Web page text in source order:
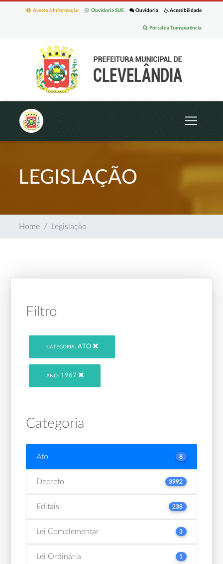
Acessibilidade
Ouvidoria
Ouvidoria SUS
Acesso à Informação
Portal da Transparência
LEGISLAÇÃO
Home Legislação
Filtro
CATEGORIA: ATO
ANO: 1967
Categoria
Ato 8
Decreto 3992
Editais 238
Lei Complementar 3
Lei Ordinária 1